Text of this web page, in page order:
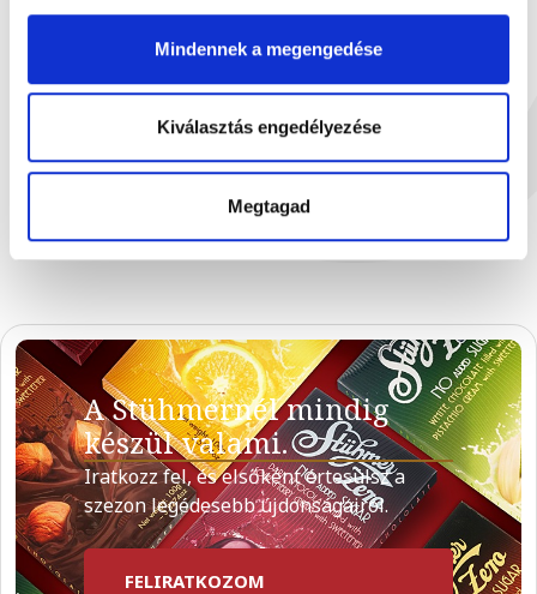
Mindennek a megengedése
Kiválasztás engedélyezése
Megtagad
Ropp tejcsokoládéval márto...
1 799 Ft
A Stühmernél mindig
készül valami.
Iratkozz fel, és elsőként értesülsz a
szezon legédesebb újdonságairól.
FELIRATKOZOM